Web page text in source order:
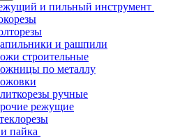
и пильный инструмент
и рашпили
строительные
по металлу
ручные
режущие
пайка